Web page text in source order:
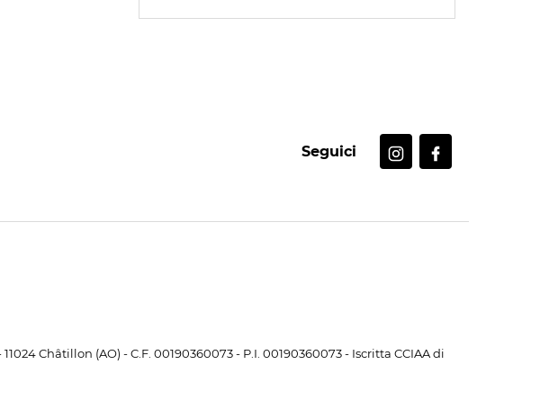
Seguici
Châtillon (AO) - C.F. 00190360073 - P.I. 00190360073 - Iscritta CCIAA di